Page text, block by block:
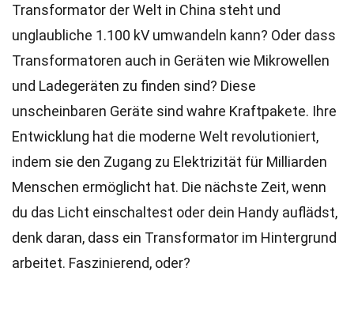
Transformator der Welt in China steht und
unglaubliche 1.100 kV umwandeln kann? Oder dass
Transformatoren auch in Geräten wie Mikrowellen
und Ladegeräten zu finden sind? Diese
unscheinbaren Geräte sind wahre Kraftpakete. Ihre
Entwicklung hat die moderne Welt revolutioniert,
indem sie den Zugang zu Elektrizität für Milliarden
Menschen ermöglicht hat. Die nächste Zeit, wenn
du das Licht einschaltest oder dein Handy auflädst,
denk daran, dass ein Transformator im Hintergrund
arbeitet. Faszinierend, oder?